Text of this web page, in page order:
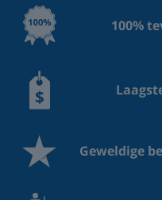
100%
Geweldige